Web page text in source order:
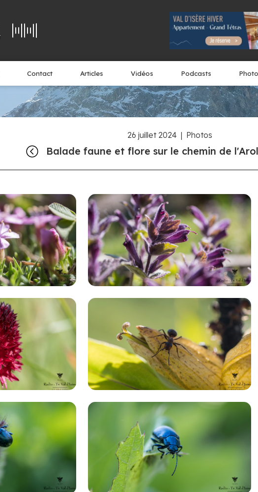
Contact Articles Vidéos Podcasts
26 juillet 2024 | Photos
Balade faune et flore sur le chemin de